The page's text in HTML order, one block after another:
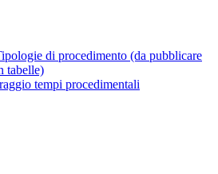
di procedimento (da pubblicare
tabelle)
tempi procedimentali